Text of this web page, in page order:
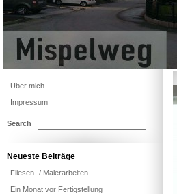
Über mich
Impressum
Search
Neueste Beiträge
Fliesen- / Malerarbeiten
Ein Monat vor Fertigstellung